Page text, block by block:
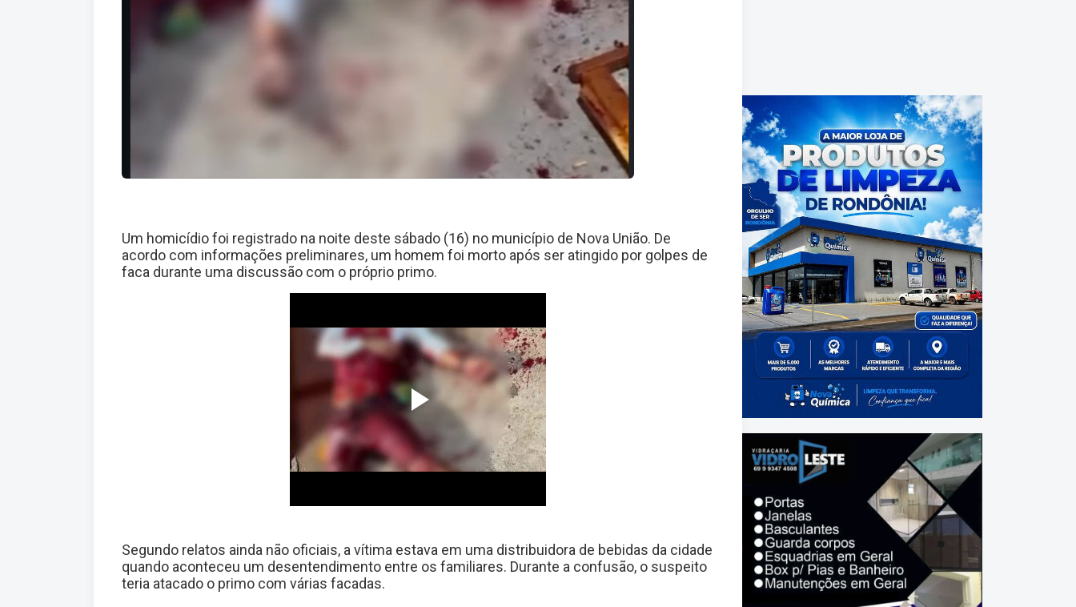
Um homicídio foi registrado na noite deste sábado (16) no município de Nova União. De
acordo com informações preliminares, um homem foi morto após ser atingido por golpes de
faca durante uma discussão com o próprio primo.
Segundo relatos ainda não oficiais, a vítima estava em uma distribuidora de bebidas da cidade
quando aconteceu um desentendimento entre os familiares. Durante a confusão, o suspeito
teria atacado o primo com várias facadas.